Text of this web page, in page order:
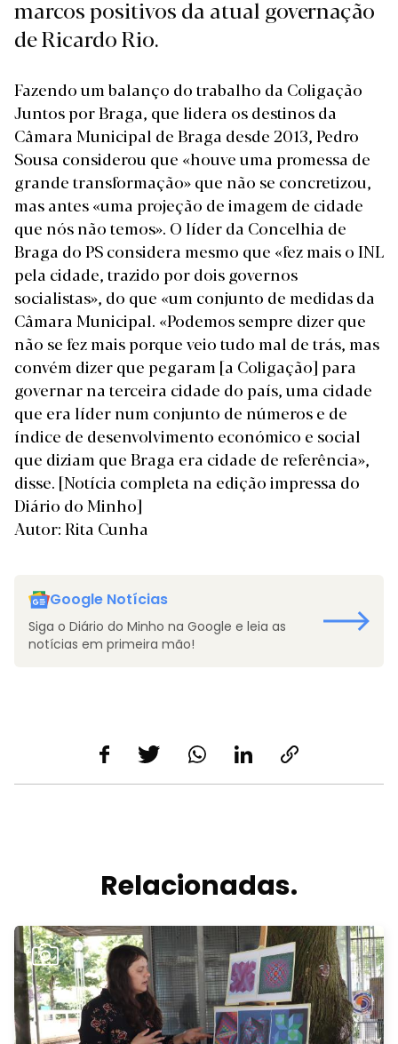
marcos positivos da atual governação
de Ricardo Rio.
Fazendo um balanço do trabalho da Coligação
Juntos por Braga, que lidera os destinos da
Câmara Municipal de Braga desde 2013, Pedro
Sousa considerou que «houve uma promessa de
grande transformação» que não se concretizou,
mas antes «uma projeção de imagem de cidade
que nós não temos». O líder da Concelhia de
Braga do PS considera mesmo que «fez mais o INL
pela cidade, trazido por dois governos
socialistas», do que «um conjunto de medidas da
Câmara Municipal. «Podemos sempre dizer que
não se fez mais porque veio tudo mal de trás, mas
convém dizer que pegaram [a Coligação] para
governar na terceira cidade do país, uma cidade
que era líder num conjunto de números e de
índice de desenvolvimento económico e social
que diziam que Braga era cidade de referência»,
disse. [Notícia completa na edição impressa do
Diário do Minho]
Autor: Rita Cunha
Google Notícias
Siga o Diário do Minho na Google e leia as
notícias em primeira mão!
Relacionadas.